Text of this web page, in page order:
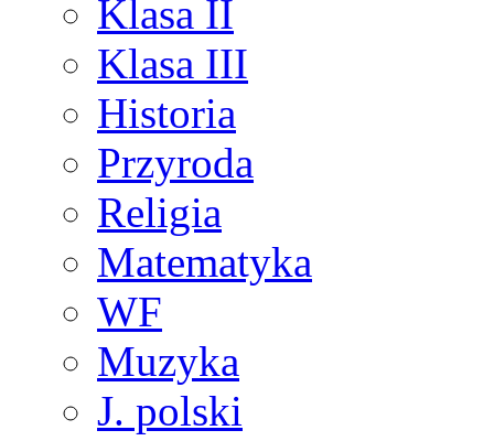
Klasa II
Klasa III
Historia
Przyroda
Religia
Matematyka
WF
Muzyka
J. polski